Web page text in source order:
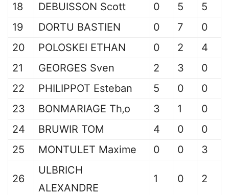
18
DEBUISSON Scott 0 5
5
19
DORTU BASTIEN 0 7
0
20
POLOSKEI ETHAN 0 2
4
21
GEORGES Sven 2 3
0
22
PHILIPPOT Esteban 5 0
0
23
BONMARIAGE Th‚o 3 1
0
24
BRUWIR TOM 4 0
0
25
MONTULET Maxime 0 0 3
26
ULBRICH
ALEXANDRE
1 0 2